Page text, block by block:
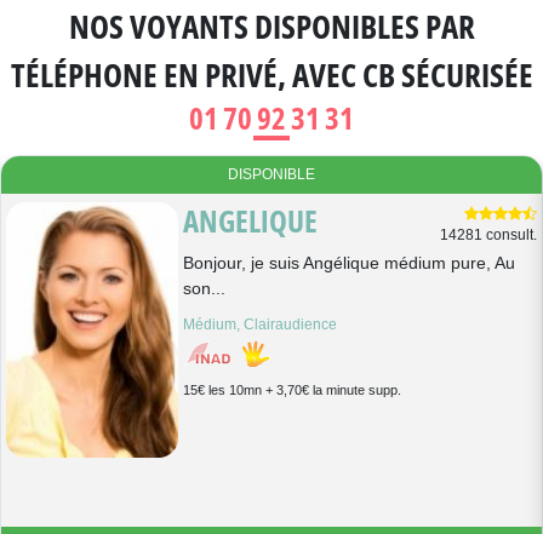
NOS VOYANTS DISPONIBLESPAR
TÉLÉPHONE EN PRIVÉ, AVEC CB SÉCURISÉE
01 70 92 31 31
DISPONIBLE
ANGELIQUE 14281 consult.
Bonjour, je suis Angélique médium pure, Au
son...
Médium, Clairaudience
15€ les 10mn + 3,70€ la minute supp.